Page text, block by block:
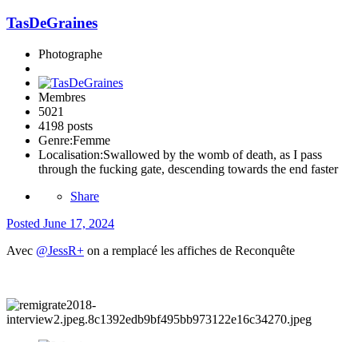
TasDeGraines
Photographe
Membres
5021
4198 posts
Genre:Femme
Localisation:Swallowed by the womb of death, as I pass
through the fucking gate, descending towards the end faster
Share
Posted June 17, 2024
Avec @JessR+ on a remplacé les affiches de Reconquête